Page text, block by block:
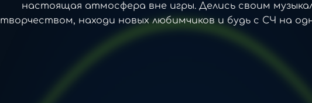
настоящая атмосфера вне игры. Делись своим
творчеством, находи новых любимчиков и будь с СЧ на